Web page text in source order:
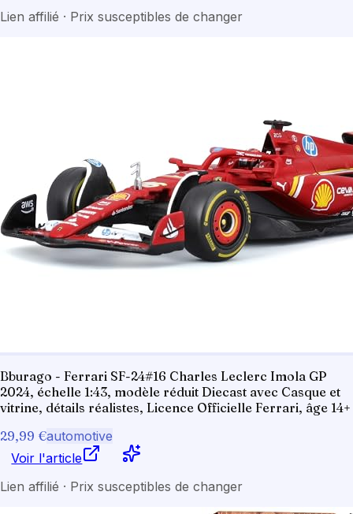
Lien affilié · Prix susceptibles de changer
Bburago - Ferrari SF-24#16 Charles Leclerc Imola GP
2024, échelle 1:43, modèle réduit Diecast avec Casque et
vitrine, détails réalistes, Licence Officielle Ferrari, âge 14+
29,99 €automotive
Voir l'article
Lien affilié · Prix susceptibles de changer